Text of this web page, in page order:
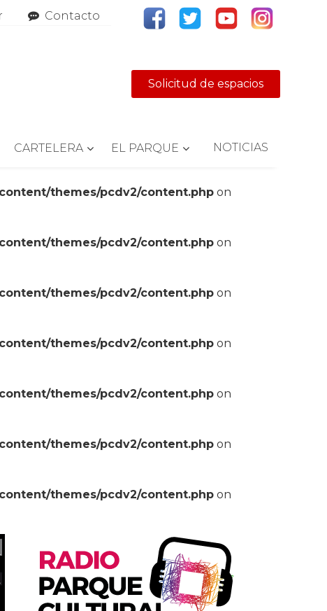
Contacto
Solicitud de espacios
CARTELERA EL PARQUE NOTICIAS
themes/pcdv2/content.php on
themes/pcdv2/content.php on
themes/pcdv2/content.php on
themes/pcdv2/content.php on
themes/pcdv2/content.php on
themes/pcdv2/content.php on
themes/pcdv2/content.php on